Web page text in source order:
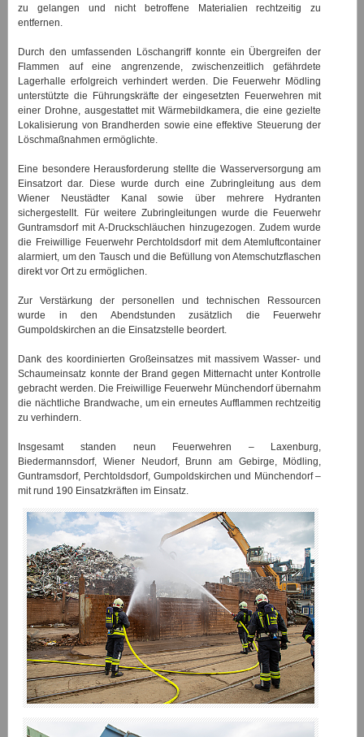
zu gelangen und nicht betroffene Materialien rechtzeitig zu
entfernen.
Durch den umfassenden Löschangriff konnte ein Übergreifen der
Flammen auf eine angrenzende, zwischenzeitlich gefährdete
Lagerhalle erfolgreich verhindert werden. Die Feuerwehr Mödling
unterstützte die Führungskräfte der eingesetzten Feuerwehren mit
einer Drohne, ausgestattet mit Wärmebildkamera, die eine gezielte
Lokalisierung von Brandherden sowie eine effektive Steuerung der
Löschmaßnahmen ermöglichte.
Eine besondere Herausforderung stellte die Wasserversorgung am
Einsatzort dar. Diese wurde durch eine Zubringleitung aus dem
Wiener Neustädter Kanal sowie über mehrere Hydranten
sichergestellt. Für weitere Zubringleitungen wurde die Feuerwehr
Guntramsdorf mit A-Druckschläuchen hinzugezogen. Zudem wurde
die Freiwillige Feuerwehr Perchtoldsdorf mit dem Atemluftcontainer
alarmiert, um den Tausch und die Befüllung von Atemschutzflaschen
direkt vor Ort zu ermöglichen.
Zur Verstärkung der personellen und technischen Ressourcen
wurde in den Abendstunden zusätzlich die Feuerwehr
Gumpoldskirchen an die Einsatzstelle beordert.
Dank des koordinierten Großeinsatzes mit massivem Wasser- und
Schaumeinsatz konnte der Brand gegen Mitternacht unter Kontrolle
gebracht werden. Die Freiwillige Feuerwehr Münchendorf übernahm
die nächtliche Brandwache, um ein erneutes Aufflammen rechtzeitig
zu verhindern.
Insgesamt standen neun Feuerwehren – Laxenburg,
Biedermannsdorf, Wiener Neudorf, Brunn am Gebirge, Mödling,
Guntramsdorf, Perchtoldsdorf, Gumpoldskirchen und Münchendorf –
mit rund 190 Einsatzkräften im Einsatz.